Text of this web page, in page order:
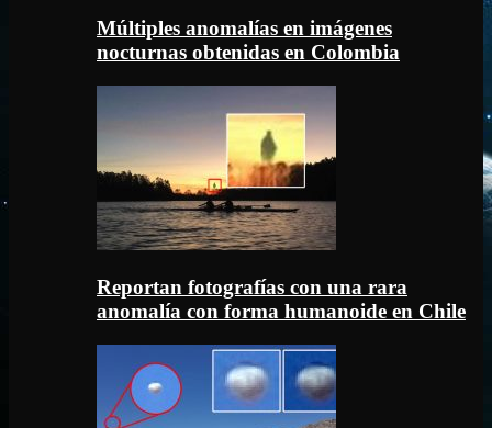
Múltiples anomalías en imágenes
nocturnas obtenidas en Colombia
Reportan fotografías con una rara
anomalía con forma humanoide en Chile